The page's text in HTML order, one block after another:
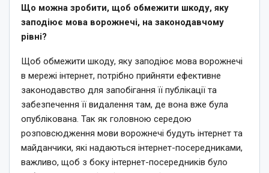
Що можна зробити, щоб обмежити шкоду, яку
заподіює мова ворожнечі, на законодавчому
рівні?
Щоб обмежити шкоду, яку заподіює мова ворожнечі
в мережі інтернет, потрібно прийняти ефективне
законодавство для запобігання її публікації та
забезпечення її видалення там, де вона вже була
опублікована. Так як головною середою
розповсюдження мови ворожнечі будуть інтернет та
майданчики, які надаються інтернет-посередниками,
важливо, щоб з боку інтернет-посередників було